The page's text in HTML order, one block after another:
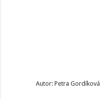
Autor: Petra